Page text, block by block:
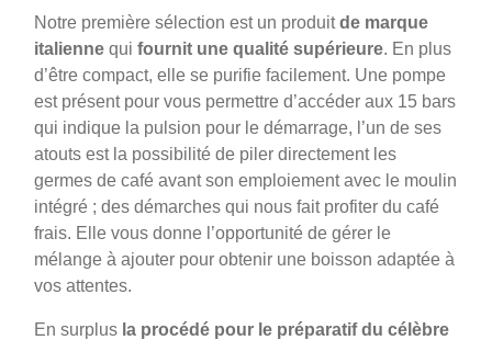
Notre première sélection est un produitde marque
italienne qui fournit une qualité supérieure. En plus
d’être compact, elle se purifie facilement. Une pompe
est présent pour vous permettre d’accéder aux 15 bars
qui indique la pulsion pour le démarrage, l’un de ses
atouts est la possibilité de piler directement les
germes de café avant son emploiement avec le moulin
intégré ; des démarches qui nous fait profiter du café
frais. Elle vous donne l’opportunité de gérer le
mélange à ajouter pour obtenir une boisson adaptée à
vos attentes.
En surplus la procédé pour le préparatif du célèbre